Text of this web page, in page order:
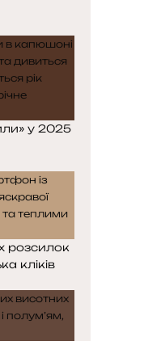
у 2025
розсилок
кліків